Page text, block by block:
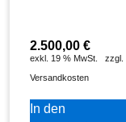
2.500,00 €
exkl. 19 % MwSt.
zzgl.
Versandkosten
In den